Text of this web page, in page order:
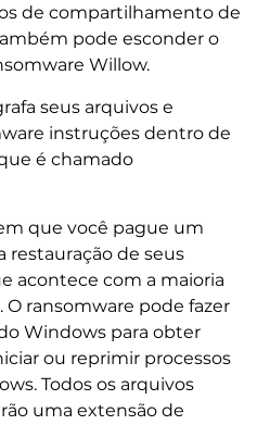
de compartilhamento de
pode esconder o
Willow.
seus arquivos e
instruções dentro de
é chamado
que você pague um
restauração de seus
acontece com a maioria
O ransomware pode fazer
Windows para obter
ou reprimir processos
Todos os arquivos
uma extensão de